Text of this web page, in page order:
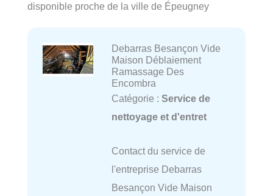
disponible proche de la ville de Épeugney
Debarras Besançon Vide
Maison Déblaiement
Ramassage Des
Encombra
Catégorie : Service de
nettoyage et d'entret
Contact du service de
l'entreprise Debarras
Besançon Vide Maison